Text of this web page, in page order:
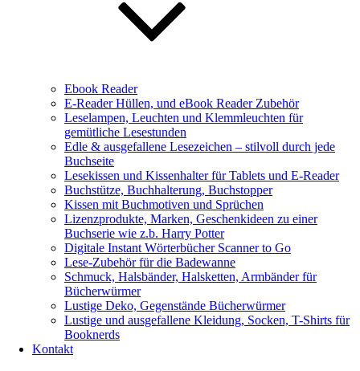
Ebook Reader
E-Reader Hüllen, und eBook Reader Zubehör
Leselampen, Leuchten und Klemmleuchten für
gemütliche Lesestunden
Edle & ausgefallene Lesezeichen – stilvoll durch jede
Buchseite
Lesekissen und Kissenhalter für Tablets und E-Reader
Buchstütze, Buchhalterung, Buchstopper
Kissen mit Buchmotiven und Sprüchen
Lizenzprodukte, Marken, Geschenkideen zu einer
Buchserie wie z.b. Harry Potter
Digitale Instant Wörterbücher Scanner to Go
Lese-Zubehör für die Badewanne
Schmuck, Halsbänder, Halsketten, Armbänder für
Bücherwürmer
Lustige Deko, Gegenstände Bücherwürmer
Lustige und ausgefallene Kleidung, Socken, T-Shirts für
Booknerds
Kontakt